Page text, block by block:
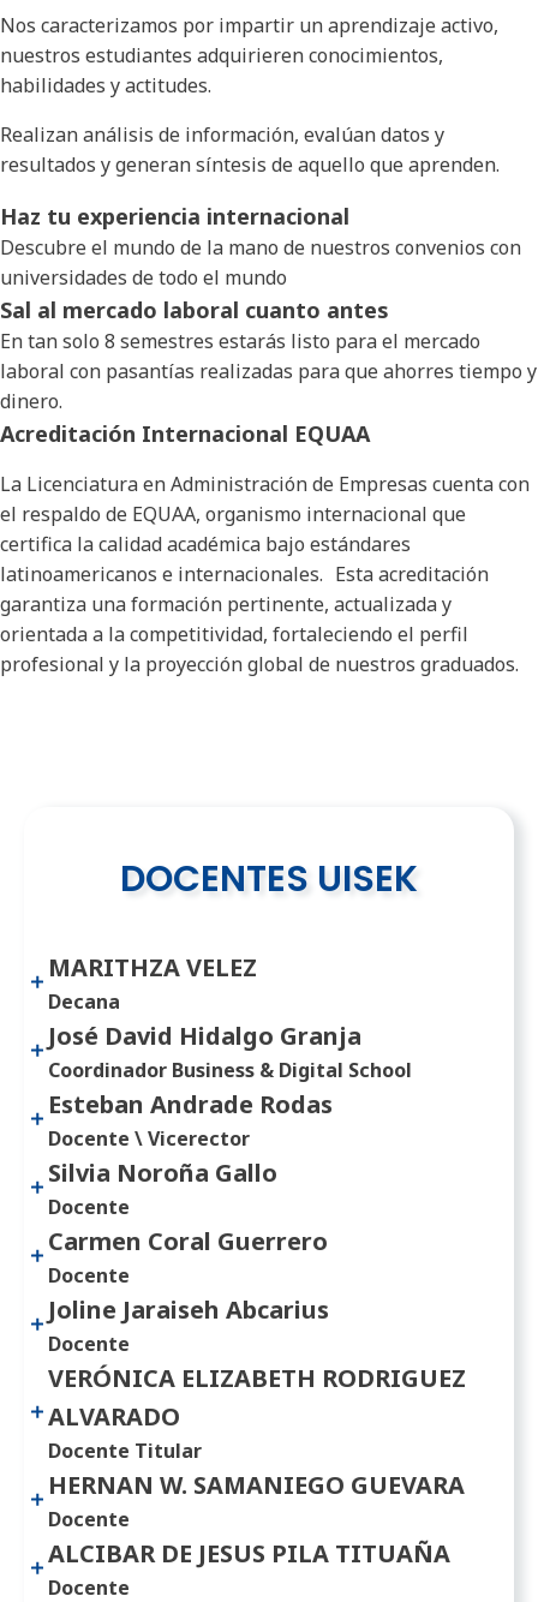
Nos caracterizamos por impartir un aprendizaje activo,
nuestros estudiantes adquirieren conocimientos,
habilidades y actitudes.
Realizan análisis de información, evalúan datos y
resultados y generan síntesis de aquello que aprenden.
Haz tu experiencia internacional
Descubre el mundo de la mano de nuestros convenios con
universidades de todo el mundo
Sal al mercado laboral cuanto antes
En tan solo 8 semestres estarás listo para el mercado
laboral con pasantías realizadas para que ahorres tiempo y
dinero.
Acreditación Internacional EQUAA
La Licenciatura en Administración de Empresas cuenta con
el respaldo de EQUAA, organismo internacional que
certifica la calidad académica bajo estándares
latinoamericanos e internacionales. Esta acreditación
garantiza una formación pertinente, actualizada y
orientada a la competitividad, fortaleciendo el perfil
profesional y la proyección global de nuestros graduados.
DOCENTES UISEK
MARITHZA VELEZ
Decana
José David Hidalgo Granja
Coordinador Business & Digital School
Esteban Andrade Rodas
Docente \ Vicerector
Silvia Noroña Gallo
Docente
Carmen Coral Guerrero
Docente
Joline Jaraiseh Abcarius
Docente
VERÓNICA ELIZABETH RODRIGUEZ
ALVARADO
Docente Titular
HERNAN W. SAMANIEGO GUEVARA
Docente
ALCIBAR DE JESUS PILA TITUAÑA
Docente